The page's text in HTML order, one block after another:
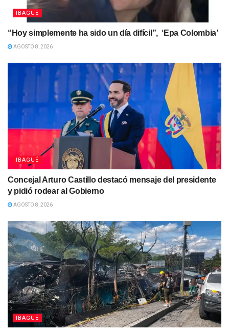
IBAGUÉ
“Hoy simplemente ha sido un día difícil”, ‘Epa Colombia’
AGOSTO 8, 2026
IBAGUÉ
Concejal Arturo Castillo destacó mensaje del presidente
y pidió rodear al Gobierno
AGOSTO 8, 2026
IBAGUÉ